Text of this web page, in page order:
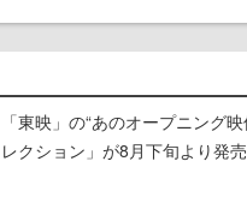
「東映」の“あのオープニング
レクション」が8月下旬より発売